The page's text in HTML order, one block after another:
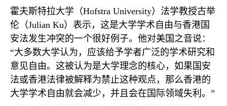
霍夫斯特拉大学（Hofstra University）法学教授古举
伦（Julian Ku）表示，这是大学学术自由与香港国
安法发生冲突的一个很好例子。他对美国之音说：
“大多数大学认为，应该给予学者广泛的学术研究和
意见自由。这被认为是大学理念的核心，如果国安
法或香港法律被解释为禁止这种观点，那么香港的
大学学术自由就会减少，并且会在国际领域失利。”